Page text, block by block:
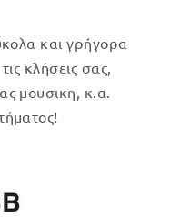
και γρήγορα
κλήσεις σας,
μουσικη, κ.α.